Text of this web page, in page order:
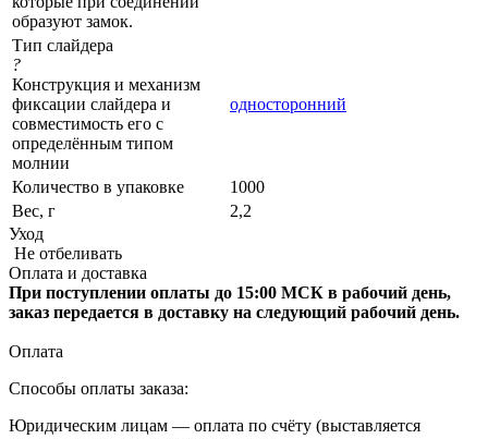
образуют замок.
Тип слайдера
?
Конструкция и механизм
фиксации слайдера и
совместимость его с
определённым типом
молнии
односторонний
Количество в упаковке
1000
Вес, г
2,2
Уход
Не отбеливать
Оплата и доставка
При поступлении оплаты до 15:00 МСК в рабочий день,
заказ передается в доставку на следующий рабочий день.
Оплата
Способы оплаты заказа:
Юридическим лицам — оплата по счёту (выставляется